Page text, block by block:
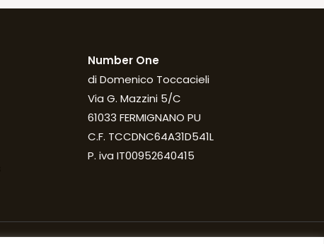
Number One
di Domenico Toccacieli
Via G. Mazzini 5/C
61033 FERMIGNANO PU
C.F. TCCDNC64A31D541L
P. iva IT00952640415